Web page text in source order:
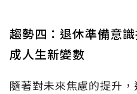
趨勢四：退休準備意
成人生新變數
隨著對未來焦慮的提升